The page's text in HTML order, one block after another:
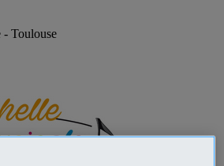
- Toulouse